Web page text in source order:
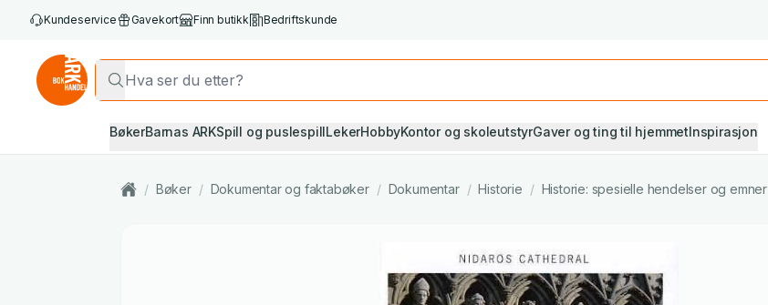
Kundeservice Gavekort Finn butikk Bedriftskunde
BøkerBarnas ARKSpill og puslespillLekerHobbyKontor og skoleutstyrGaver og ting til hjemmetInspirasjon
/ Bøker / Dokumentar og faktabøker / Dokumentar / Historie / Historie: spesielle hendelser og emner